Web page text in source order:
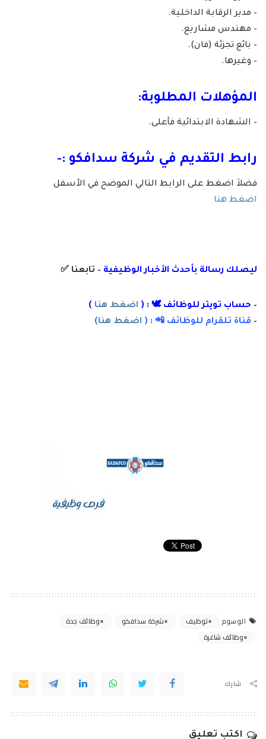
– مدير الرقابة الداخلية.
– مهندس مشاريع.
– بائع تجزئة (فان).
– وغيرها.
المؤهلات المطلوبة:
– الشهادة الابتدائية فأعلى.
رابط التقديم في شركة سدافكو :-
فضلاَ اضغط على الرابط التالي الموضح في الأسفل
اضغط هنا
ليصلك رسالة بأحدث الأخبار الوظيفية – تابعنا ✅
– حساب تويتر للوظائف 🕊 : ( اضغط هنا )
– قناة تلقرام للوظائف 📲 : ( اضغط هنا)
الوسوم توظيف شركة سدافكو
وظائف جدة
وظائف شاغرة
شارك
اكتب تعليق